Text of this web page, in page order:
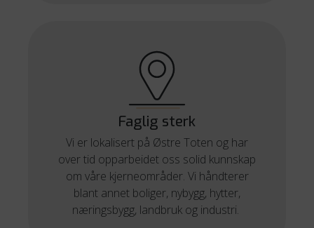
Faglig sterk
Vi er lokalisert på Østre Toten og har
over tid opparbeidet oss solid kunnskap
om våre kjerneområder. Vi håndterer
blant annet boliger, nybygg, hytter,
næringsbygg, landbruk og industri.